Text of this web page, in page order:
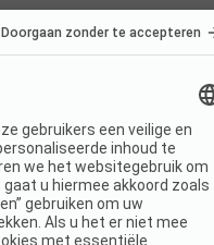
Kies je